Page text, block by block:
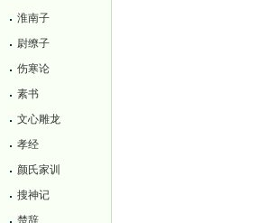
淮南子
尉缭子
伤寒论
素书
文心雕龙
孝经
颜氏家训
搜神记
楚辞